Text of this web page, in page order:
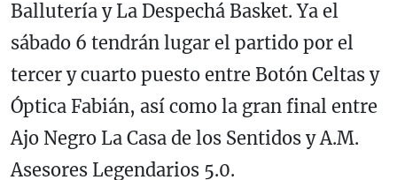
Ballutería y La Despechá Basket. Ya el
sábado 6 tendrán lugar el partido por el
tercer y cuarto puesto entre Botón Celtas y
Óptica Fabián, así como la gran final entre
Ajo Negro La Casa de los Sentidos y A.M.
Asesores Legendarios 5.0.